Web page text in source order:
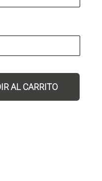
AL CARRITO